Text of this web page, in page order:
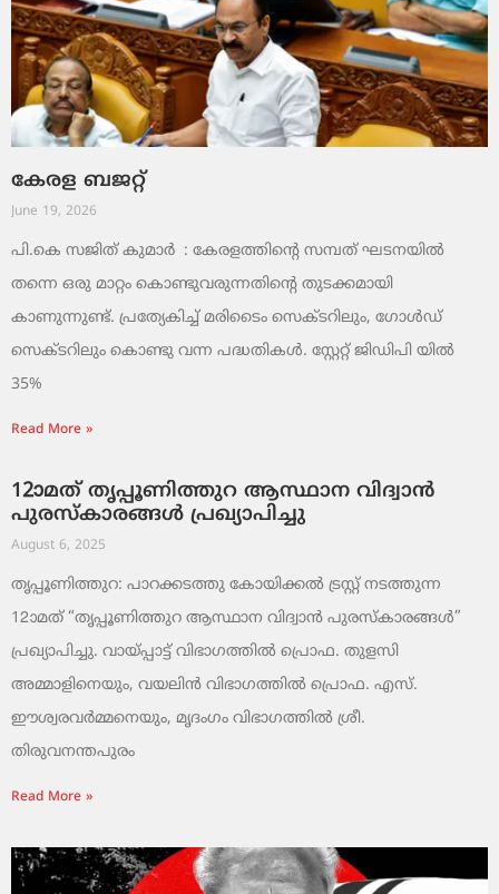
കേരള ബജറ്റ്
June 19, 2026
പി.കെ സജിത് കുമാര്‍ : കേരളത്തിന്റെ സമ്പത് ഘടനയിൽ
തന്നെ ഒരു മാറ്റം കൊണ്ടുവരുന്നതിന്റെ തുടക്കമായി
കാണുന്നുണ്ട്. പ്രത്യേകിച്ച് മരിടൈം സെക്ടറിലും, ഗോൾഡ്
സെക്ടറിലും കൊണ്ടു വന്ന പദ്ധതികൾ. സ്റ്റേറ്റ് ജിഡിപി യിൽ
35%
Read More »
12ാമത് തൃപ്പൂണിത്തുറ ആസ്ഥാന വിദ്വാൻ
പുരസ്‌കാരങ്ങൾ പ്രഖ്യാപിച്ചു
August 6, 2025
തൃപ്പൂണിത്തുറ: പാറക്കടത്തു കോയിക്കൽ ട്രസ്റ്റ് നടത്തുന്ന
12ാമത് “തൃപ്പൂണിത്തുറ ആസ്ഥാന വിദ്വാൻ പുരസ്‌കാരങ്ങൾ”
പ്രഖ്യാപിച്ചു. വായ്‌പ്പാട്ട് വിഭാഗത്തിൽ പ്രൊഫ. തുളസി
അമ്മാളിനെയും, വയലിൻ വിഭാഗത്തിൽ പ്രൊഫ. എസ്.
ഈശ്വരവർമ്മനെയും, മൃദംഗം വിഭാഗത്തിൽ ശ്രീ.
തിരുവനന്തപുരം
Read More »